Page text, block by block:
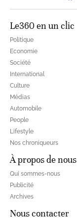
Le360 en un clic
Politique
Economie
Société
International
Culture
Médias
Automobile
People
Lifestyle
Nos chroniqueurs
À propos de nous
Qui sommes-nous
Publicité
Archives
Nous contacter